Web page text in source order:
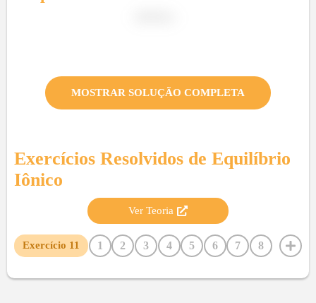
MOSTRAR SOLUÇÃO COMPLETA
Exercícios Resolvidos de Equilíbrio
Iônico
Ver Teoria
Exercício 11 1 2 3 4 5 6 7
8